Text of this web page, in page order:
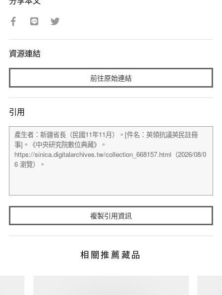
資源連結
前往原始連結
引用
複製引用資訊
相關推薦藏品